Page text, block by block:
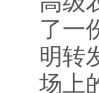
了一
明转
场上